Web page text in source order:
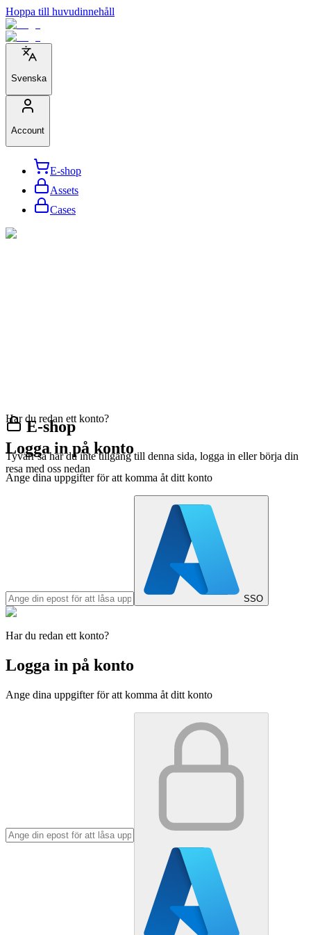
Hoppa till huvudinnehåll
Svenska
Account
E-shop
Assets
Cases
E-shop
Tyvärr så har du inte tillgång till denna sida, logga in eller börja din
resa med oss nedan
Har du redan ett konto?
Logga in på konto
Ange dina uppgifter för att komma åt ditt konto
SSO
Har du redan ett konto?
Logga in på konto
Ange dina uppgifter för att komma åt ditt konto